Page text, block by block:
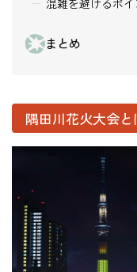
混雑を避けるポイ
まとめ
隅田川花火大会と